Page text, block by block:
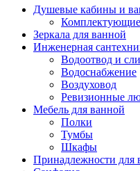
Душевые кабины и
Зеркала для ванной
Инженерная
Водоотвод и
Водоснабжение
Воздуховод
Ревизионные
Мебель для ванной
Полки
Тумбы
Шкафы
Принадлежности для